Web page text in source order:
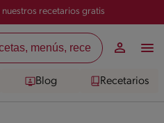
recetarios gratis
Blog Recetarios